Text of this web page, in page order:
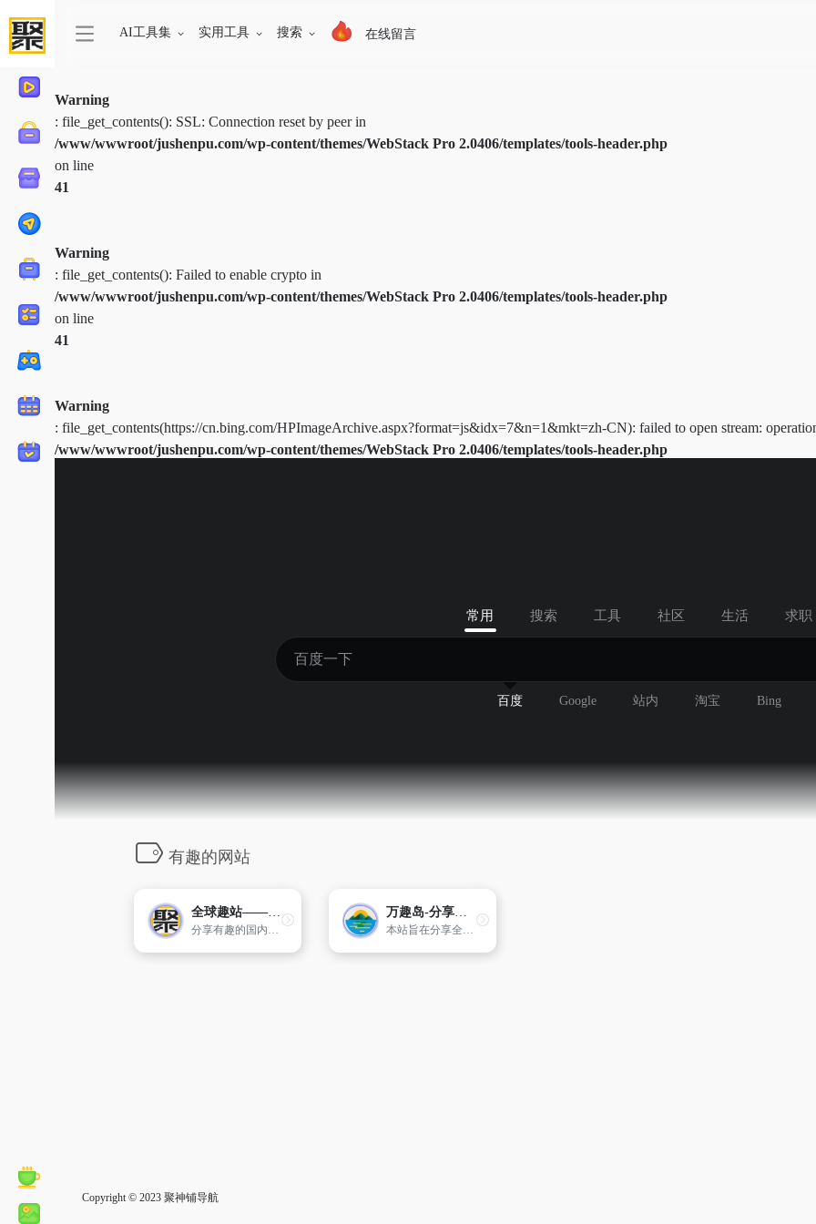
AI工具集 实用工具 搜索 在线留言
Warning
: file_get_contents(): SSL: Connection reset by peer in
/www/wwwroot/jushenpu.com/wp-content/themes/WebStack Pro 2.0406/templates/tools-header.php
on line
41
Warning
: file_get_contents(): Failed to enable crypto in
/www/wwwroot/jushenpu.com/wp-content/themes/WebStack Pro 2.0406/templates/tools-header.php
on line
41
Warning
: file_get_contents(https://cn.bing.com/HPImageArchive.aspx?format=js&idx=7&n=1&mkt=zh-CN): failed to open stream:
/www/wwwroot/jushenpu.com/wp-content/themes/WebStack Pro 2.0406/templates/tools-header.php
常用 搜索 工具 社区 生活 求职
百度 Google 站内 淘宝 Bing
有趣的网站
全球趣站——收集分享全球最有趣的网站
分享有趣的国内外网站&应用新奇的html5网站
万趣岛-分享全球有趣网站游戏AI工具
本站旨在分享全球有趣网站、奇趣网站、有意思的网站、趣味小游戏 以及 AI 相关趣味使用经验，给大家枯燥的生活添加点乐趣，在这个“兴趣小岛🏝️” 感受好奇心和探索精神
Copyright © 2023 聚神铺导航